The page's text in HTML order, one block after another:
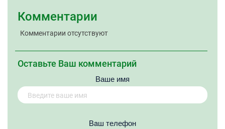
Комментарии
Комментарии отсутствуют
Оставьте Ваш комментарий
Ваше имя
Вaш телефон